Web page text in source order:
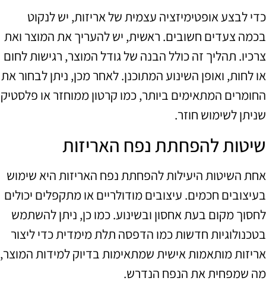
כדי לבצע אופטימיזציה עצמית של אריזות, יש לנקוט
בכמה צעדים חשובים. ראשית, יש להעריך את המוצר ואת
צרכיו. תהליך זה כולל הבנה של גודל המוצר, רגישות לחום
או לחות, ואופן השינוע המתוכנן. לאחר מכן, ניתן לבחור את
החומרים המתאימים ביותר, כמו קרטון ממוחזר או פלסטיק
שניתן לשימוש חוזר.
שיטות להפחתת נפח האריזות
אחת השיטות היעילות להפחתת נפח האריזות היא שימוש
בעיצובים חכמים. עיצובים מודולריים או מתקפלים יכולים
לחסוך מקום בעת אחסון ובשינוע. כמו כן, ניתן להשתמש
בטכנולוגיות חדשות כמו הדפסה תלת מימדית כדי ליצור
אריזות מותאמות אישית שמתאימות בדיוק למידות המוצר,
מה שמפחית את הנפח הנדרש.